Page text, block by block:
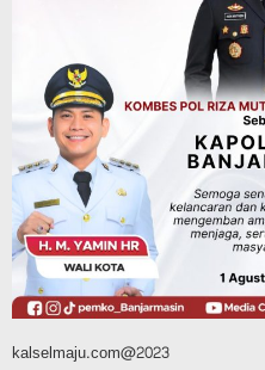
Advertorial Dinas Kehutanan Kalsel
Api Sempat
Tahura Sultan
Dikendalikan
Agustus 8, 2026
kalselmaju.com@2023